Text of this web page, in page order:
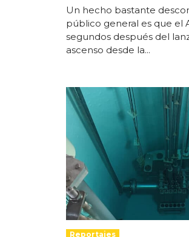
Un hecho bastante
público general es que el
segundos después del
ascenso desde la...
Reportajes